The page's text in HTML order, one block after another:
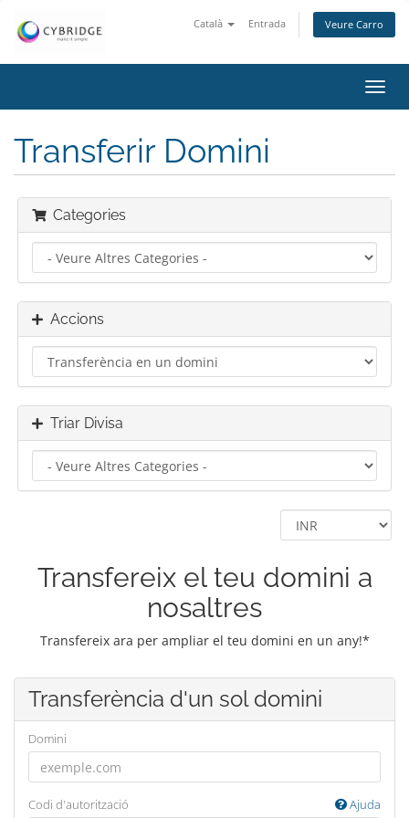
Català Entrada Veure Carro
la
Transferir Domini
Categories
Accions
Triar Divisa
Transfereix el teu domini a
nosaltres
Transfereix ara per ampliar el teu domini en un any!*
Transferència d'un sol domini
Domini
Codi d'autorització Ajuda